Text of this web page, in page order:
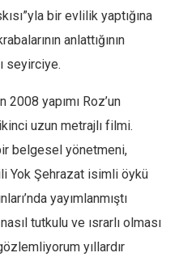
bir evlilik yaptığına
anlattığının
seyirciye.
2008 yapımı Roz’un
ikinci uzun metrajlı filmi.
belgesel yönetmeni,
Yok Şehrazat isimli öykü
yayımlanmıştı
tutkulu ve ısrarlı olması
yıllardır